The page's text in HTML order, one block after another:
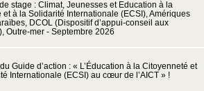
stage : Climat, Jeunesses et Education à la
et à la Solidarité Internationale (ECSI), Amériques
DCOL (Dispositif d’appui-conseil aux
Outre-mer - Septembre 2026
Guide d’action : « L’Éducation à la Citoyenneté et
Internationale (ECSI) au cœur de l’AICT » !